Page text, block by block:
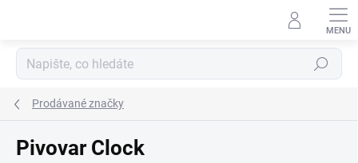
Hledat
Prodávané značky
Pivovar Clock